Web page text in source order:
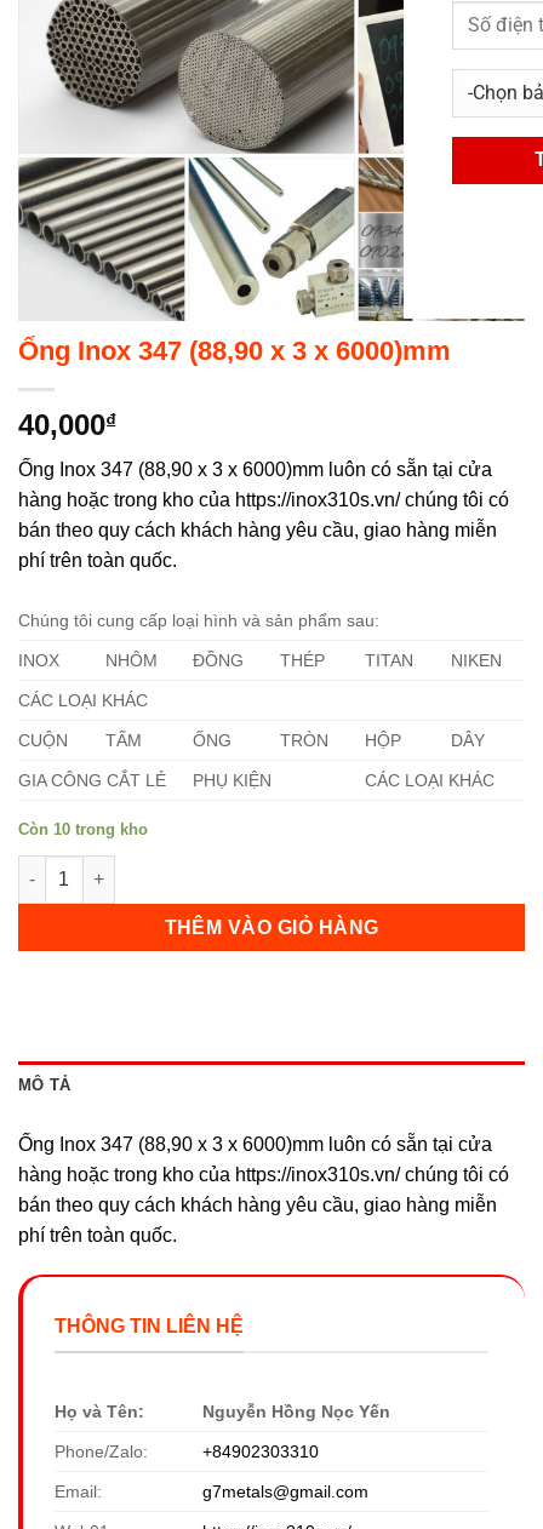
Ống Inox 347 (88,90 x 3 x 6000)mm
40,000₫
Ống Inox 347 (88,90 x 3 x 6000)mm luôn có sẵn tại cửa
hàng hoặc trong kho của https://inox310s.vn/ chúng tôi có
bán theo quy cách khách hàng yêu cầu, giao hàng miễn
phí trên toàn quốc.
Chúng tôi cung cấp loại hình và sản phẩm sau:
INOX NHÔM ĐỒNG THÉP TITAN NIKEN
CÁC LOẠI KHÁC
CUỘN TẤM ỐNG TRÒN HỘP DÂY
GIA CÔNG CẮT LẺ PHỤ KIỆN CÁC LOẠI KHÁC
Còn 10 trong kho
Ống Inox 347 (88,90 x 3 x 6000)mm số lượng
THÊM VÀO GIỎ HÀNG
MÔ TẢ
Ống Inox 347 (88,90 x 3 x 6000)mm luôn có sẵn tại cửa
hàng hoặc trong kho của https://inox310s.vn/ chúng tôi có
bán theo quy cách khách hàng yêu cầu, giao hàng miễn
phí trên toàn quốc.
THÔNG TIN LIÊN HỆ
Họ và Tên: Nguyễn Hồng Nọc Yến
Phone/Zalo: +84902303310
Email: g7metals@gmail.com